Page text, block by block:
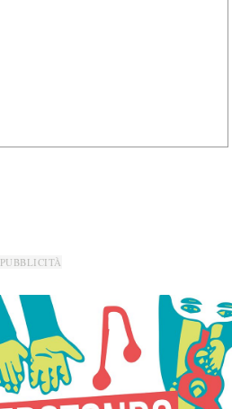
PUBBLICITÀ